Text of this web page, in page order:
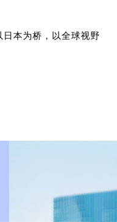
本为桥，以全球视野